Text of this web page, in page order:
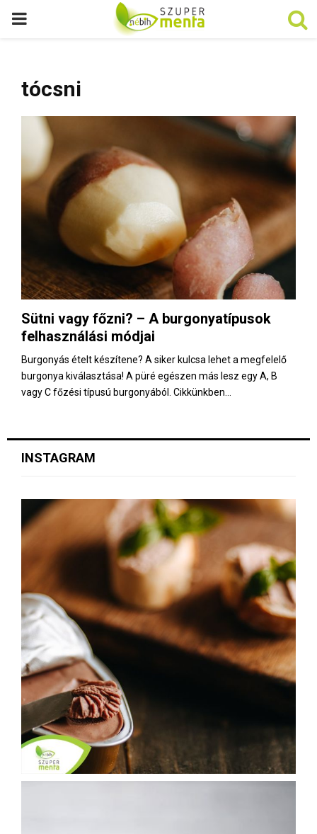
P
A
R
M
N
U
tócsni
Sütni vagy főzni? – A burgonyatípusok
felhasználási módjai
Burgonyás ételt készítene? A siker kulcsa lehet a megfelelő
burgonya kiválasztása! A püré egészen más lesz egy A, B
vagy C főzési típusú burgonyából. Cikkünkben...
INSTAGRAM